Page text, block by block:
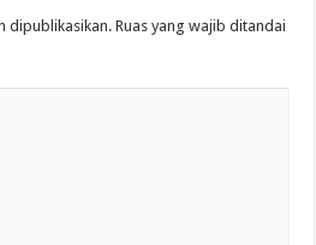
dipublikasikan. Ruas yang wajib ditandai